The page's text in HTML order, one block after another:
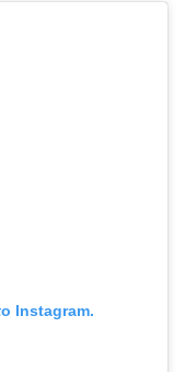
Instagram.